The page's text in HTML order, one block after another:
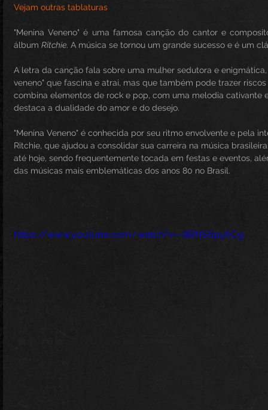
Vejam outras tablaturas
"Menina Veneno" é uma famosa canção do cantor e
álbum Ritchie. A música se tornou um grande sucesso e é um
A letra da canção fala sobre uma mulher sedutora e
veneno" que fascina e atrai, mas que também pode trazer
combina elementos de rock e pop, com uma melodia cativante
destaca a dualidade do amor e do desejo.
"Menina Veneno" é conhecida por seu ritmo envolvente e pela
Ritchie, que ajudou a consolidar sua carreira na música
até hoje, sendo frequentemente tocada em festas e eventos,
das músicas mais emblemáticas dos anos 80 no Brasil.
https://www.youtube.com/watch?v=-8BNS6py6Cg